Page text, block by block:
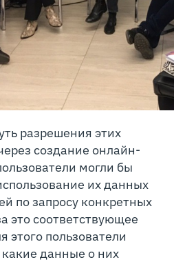
разрешения этих
создание онлайн-
могли бы
их данных
по запросу конкретных
это соответствующее
этого пользователи
данные о них